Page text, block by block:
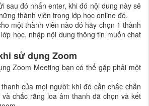
sau đó nhấn enter, khi đó nội dung này sẽ
thành viên trong lớp học online đó.
một thành viên nào đó hãy chọn 1 thành
học, nhập nội dung thông tin muốn chat
sử dụng Zoom
Zoom Meeting bạn có thể gặp phải một
của mọi người: khi đó cần chắc chắn
chắc rằng loa âm thanh đã chọn và kết